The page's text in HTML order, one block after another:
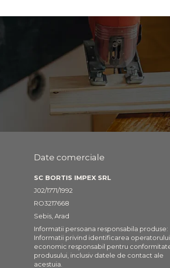
Date comerciale
SC BORTIS IMPEX SRL
J02/1771/1992
RO3217668
Sebis, Arad
Informatii persoana responsabila produse:
Informatii privind identificarea operatorului
economic responsabil pentru
produsului, inclusiv datele de contact ale
acestuia.